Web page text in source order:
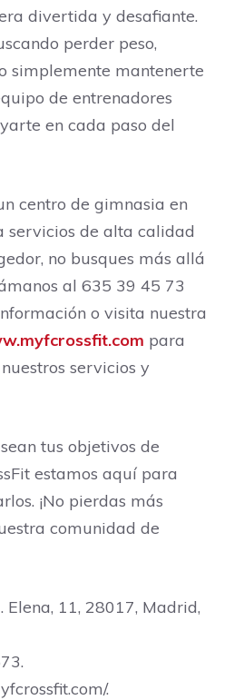
divertida y desafiante.
perder peso,
simplemente mantenerte
de entrenadores
en cada paso del
centro de gimnasia en
servicios de alta calidad
no busques más allá
al 635 39 45 73
o visita nuestra
para
servicios y
tus objetivos de
estamos aquí para
¡No pierdas más
comunidad de
Elena, 11, 28017, Madrid,
.